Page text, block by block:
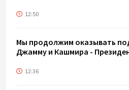
12:50
Мы продолжим оказывать
Джамму и Кашмира -
12:36